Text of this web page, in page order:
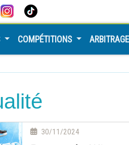
COMPÉTITIONS ARBITRAGE
30/11/2024